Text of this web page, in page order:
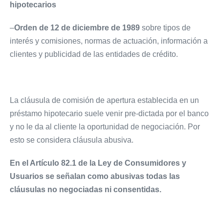
hipotecarios
–Orden de 12 de diciembre de 1989 sobre tipos de
interés y comisiones, normas de actuación, información a
clientes y publicidad de las entidades de crédito.
La cláusula de comisión de apertura establecida en un
préstamo hipotecario suele venir pre-dictada por el banco
y no le da al cliente la oportunidad de negociación. Por
esto se considera cláusula abusiva.
En el Artículo 82.1 de la Ley de Consumidores y
Usuarios se señalan como abusivas todas las
cláusulas no negociadas ni consentidas.